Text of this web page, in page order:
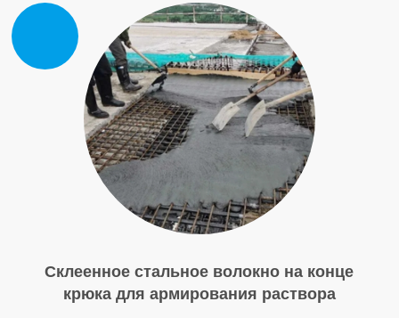
Склеенное стальное волокно на конце
крюка для армирования раствора